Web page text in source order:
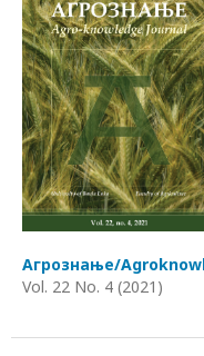
Агрознање/
Vol. 22 No. 4 (2021)